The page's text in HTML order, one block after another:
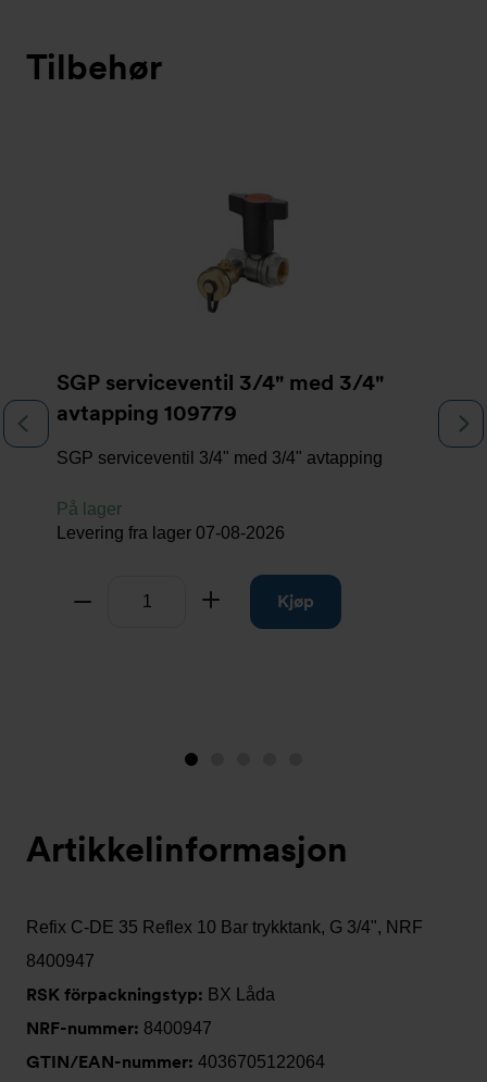
Tilbehør
SGP serviceventil 3/4" med 3/4"
avtapping 109779
SGP serviceventil 3/4" med 3/4" avtapping
På lager
Levering fra lager 07-08-2026
Legg tilKjøp
Previous
Image
showing)
Artikkelinformasjon
Refix C-DE 35 Reflex 10 Bar trykktank, G 3/4", NRF
8400947
RSK förpackningstyp: BX Låda
NRF-nummer: 8400947
GTIN/EAN-nummer: 4036705122064